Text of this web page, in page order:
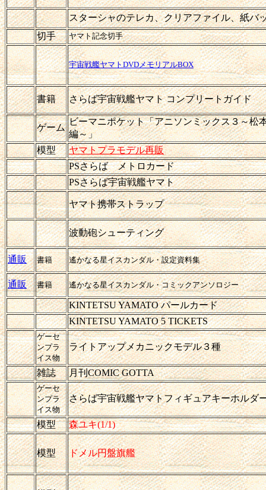
スターシャのテレカ、クリアファイル、紙バ
切手
ヤマト記念切手
宇宙戦艦ヤマトDVDメモリアルBOX
書籍 さらば宇宙戦艦ヤマト コンプリートガイド
ゲーム
ビーマニポケット「アニソンミックス３～松
編～」
模型
ヤマトプラモデル再販
PSさらば メトロカード
PSさらば宇宙戦艦ヤマト
ヤマト携帯ストラップ
波動砲シューティング
通販 書籍 遙かなる星イスカンダル・設定資料集
通販 書籍 遙かなる星イスカンダル・コミックアンソロジー
KINTETSU YAMATO パールカード
KINTETSU YAMATO 5 TICKETS
ゲーセ
ンプラ
イス物
ライトアップメカニックモデル３種
雑誌 月刊COMIC GOTTA
ゲーセ
ンプラ
イス物
さらば宇宙戦艦ヤマトフィギュアキーホルダ
模型 森ユキ(1/1)
模型 ドメル円盤旗艦